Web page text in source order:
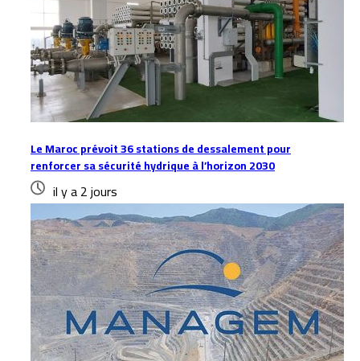
Le Maroc prévoit 36 stations de dessalement pour
renforcer sa sécurité hydrique à l’horizon 2030
il y a 2 jours